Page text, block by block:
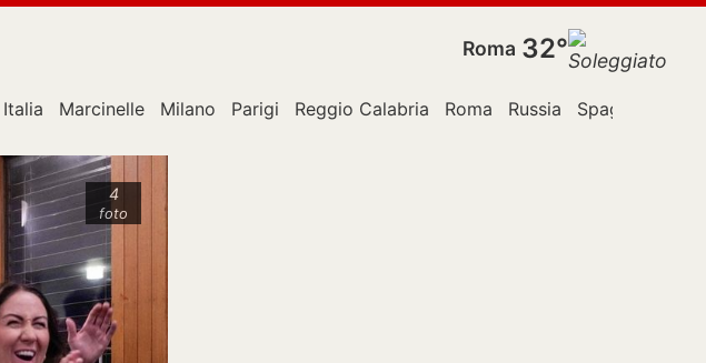
Roma 32°
Italia Marcinelle Milano Parigi Reggio Calabria Roma Russia Spagna
4
foto